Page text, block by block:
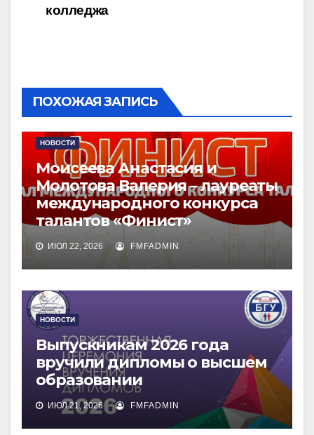
колледжа
ПОХОЖАЯ ЗАПИСЬ
НОВОСТИ
Моисеева Анастасия и
Молотова Валерия – лауреаты
международного конкурса
талантов «Финист»
ИЮЛ 22, 2026 FMFADMIN
НОВОСТИ
Выпускникам 2026 года
вручили дипломы о высшем
образовании
ИЮЛ 21, 2026 FMFADMIN